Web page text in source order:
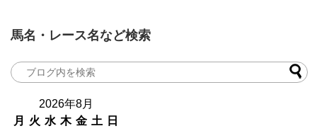
馬名・レース名など検索
2026年8月
月
火 水 木 金 土
日